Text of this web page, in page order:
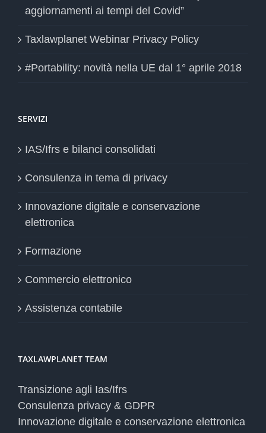
aggiornamenti ai tempi del Covid”
Taxlawplanet Webinar Privacy Policy
#Portability: novità nella UE dal 1° aprile 2018
SERVIZI
IAS/Ifrs e bilanci consolidati
Consulenza in tema di privacy
Innovazione digitale e conservazione
elettronica
Formazione
Commercio elettronico
Assistenza contabile
TAXLAWPLANET TEAM
Transizione agli Ias/Ifrs
Consulenza privacy & GDPR
Innovazione digitale e conservazione elettronica